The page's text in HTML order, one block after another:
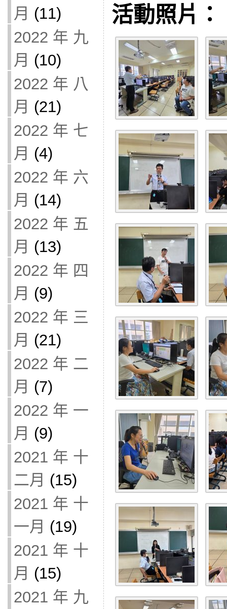
月 (11)
2022 年 九
月 (10)
2022 年 八
月 (21)
2022 年 七
月 (4)
2022 年 六
月 (14)
2022 年 五
月 (13)
2022 年 四
月 (9)
2022 年 三
月 (21)
2022 年 二
月 (7)
2022 年 一
月 (9)
2021 年 十
二月 (15)
2021 年 十
一月 (19)
2021 年 十
月 (15)
2021 年 九
活動照片：